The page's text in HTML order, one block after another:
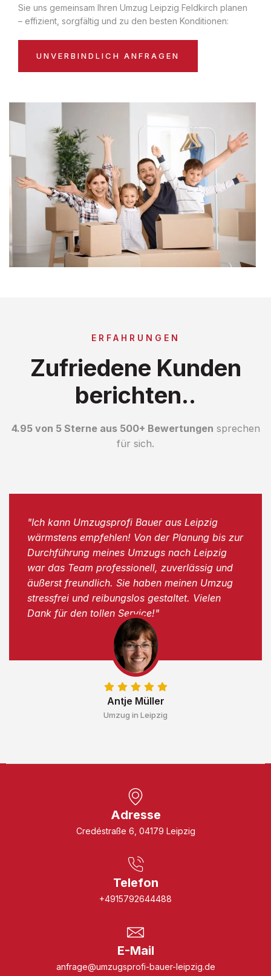
Sie uns gemeinsam Ihren Umzug Leipzig Feldkirch planen
– effizient, sorgfältig und zu den besten Konditionen:
UNVERBINDLICH ANFRAGEN
ERFAHRUNGEN
Zufriedene Kunden
berichten..
4.95 von 5 Sterne aus 500+ Bewertungen sprechen
für sich.
Antje Müller
Umzug in Leipzig
"Ich kann Umzugsprofi Bauer aus Leipzig
wärmstens empfehlen! Von der Planung bis zur
Durchführung meines Umzugs nach Leipzig
war das Team professionell, zuverlässig und
äußerst freundlich. Sie haben meinen Umzug
stressfrei und reibungslos gestaltet. Vielen
Dank für den tollen Service!"
Adresse
Credéstraße 6, 04179 Leipzig
Telefon
+4915792644488
E-Mail
anfrage@umzugsprofi-bauer-leipzig.de